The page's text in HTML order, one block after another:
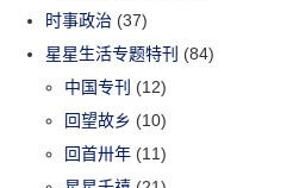
时事政治 (37)
星星生活专题特刊 (84)
中国专刊 (12)
回望故乡 (10)
回首卅年 (11)